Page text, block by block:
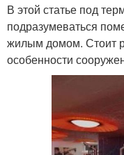
В этой статье под
подразумеваться
жилым домом. Стоит
особенности